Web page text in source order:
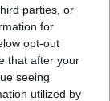
parties, or
for
opt-out
that after your
seeing
utilized by
δεχτεί
ΣΥΡΙΖΑ που